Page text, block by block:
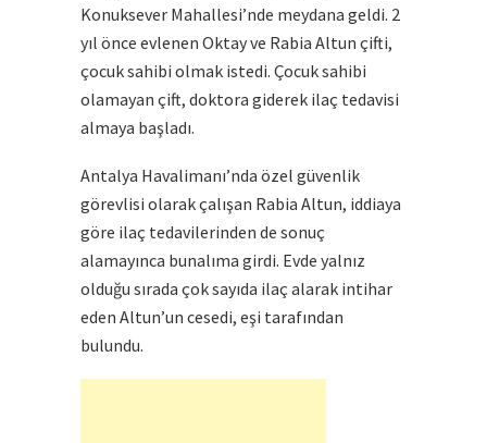
Konuksever Mahallesi’nde meydana geldi. 2
yıl önce evlenen Oktay ve Rabia Altun çifti,
çocuk sahibi olmak istedi. Çocuk sahibi
olamayan çift, doktora giderek ilaç tedavisi
almaya başladı.
Antalya Havalimanı’nda özel güvenlik
görevlisi olarak çalışan Rabia Altun, iddiaya
göre ilaç tedavilerinden de sonuç
alamayınca bunalıma girdi. Evde yalnız
olduğu sırada çok sayıda ilaç alarak intihar
eden Altun’un cesedi, eşi tarafından
bulundu.